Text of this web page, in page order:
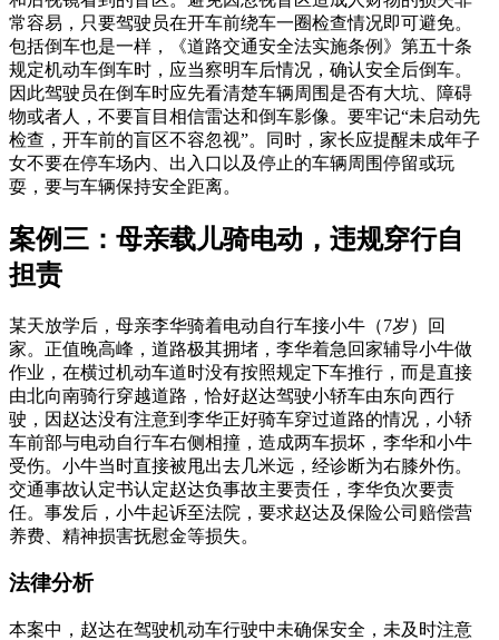
常容易，只要驾驶员在开车前绕车一圈检查情况即可避免。
包括倒车也是一样，《道路交通安全法实施条例》第五十条
规定机动车倒车时，应当察明车后情况，确认安全后倒车。
因此驾驶员在倒车时应先看清楚车辆周围是否有大坑、障碍
物或者人，不要盲目相信雷达和倒车影像。要牢记“未启动先
检查，开车前的盲区不容忽视”。同时，家长应提醒未成年子
女不要在停车场内、出入口以及停止的车辆周围停留或玩
耍，要与车辆保持安全距离。
案例三：母亲载儿骑电动，违规穿行自
担责
某天放学后，母亲李华骑着电动自行车接小牛（7岁）回
家。正值晚高峰，道路极其拥堵，李华着急回家辅导小牛做
作业，在横过机动车道时没有按照规定下车推行，而是直接
由北向南骑行穿越道路，恰好赵达驾驶小轿车由东向西行
驶，因赵达没有注意到李华正好骑车穿过道路的情况，小轿
车前部与电动自行车右侧相撞，造成两车损坏，李华和小牛
受伤。小牛当时直接被甩出去几米远，经诊断为右膝外伤。
交通事故认定书认定赵达负事故主要责任，李华负次要责
任。事发后，小牛起诉至法院，要求赵达及保险公司赔偿营
养费、精神损害抚慰金等损失。
法律分析
本案中，赵达在驾驶机动车行驶中未确保安全，未及时注意